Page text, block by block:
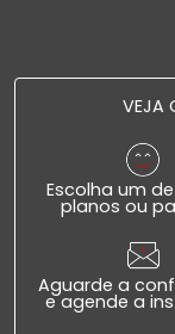
VEJA
Escolha um
planos ou
Aguarde a
e agende a